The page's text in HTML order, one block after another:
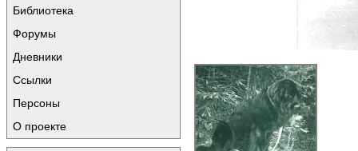
Библиотека
Форумы
Дневники
Ссылки
Персоны
О проекте